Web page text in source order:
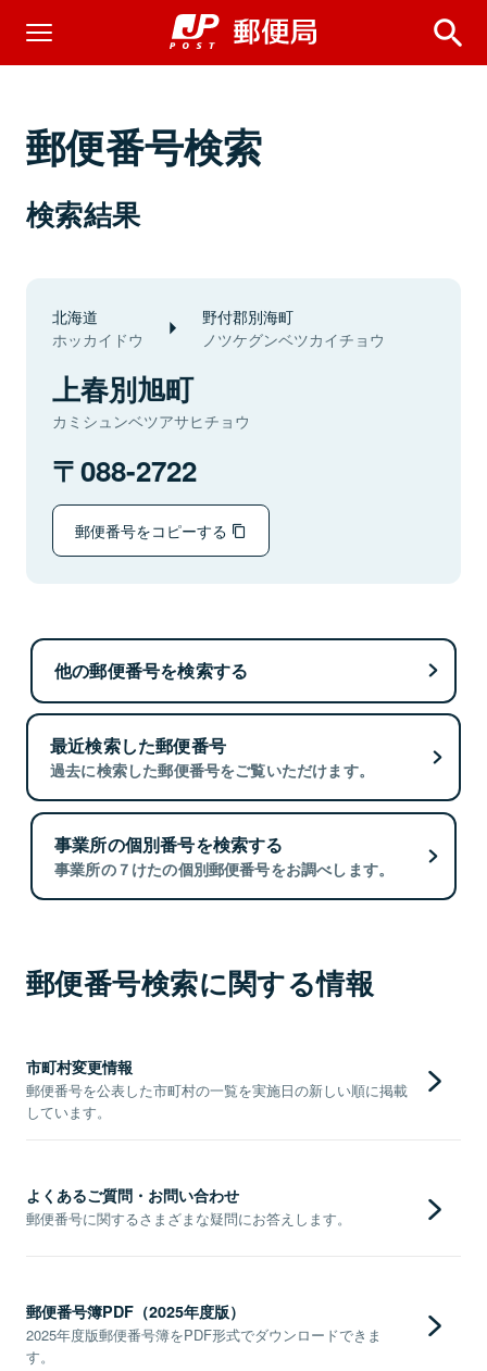
郵便番号検索
検索結果
北海道
ホッカイドウ
野付郡別海町
ノツケグンベツカイチョウ
上春別旭町
カミシュンベツアサヒチョウ
088-2722
郵便番号をコピーする
他の郵便番号を検索する
最近検索した郵便番号
過去に検索した郵便番号をご覧いただけます。
事業所の個別番号を検索する
事業所の７けたの個別郵便番号をお調べします。
郵便番号検索に関する情報
市町村変更情報
郵便番号を公表した市町村の一覧を実施日の新しい順に掲載
しています。
よくあるご質問・お問い合わせ
郵便番号に関するさまざまな疑問にお答えします。
郵便番号簿PDF（2025年度版）
2025年度版郵便番号簿をPDF形式でダウンロードできま
す。